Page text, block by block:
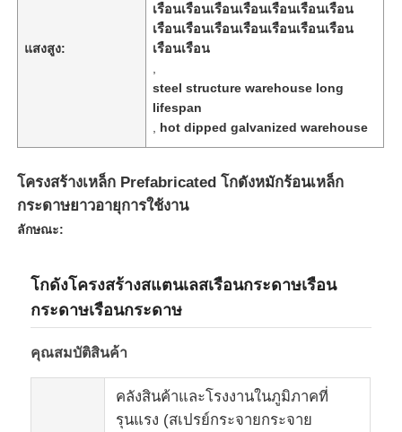
แสงสูง:
เรือนเรือนเรือนเรือนเรือนเรือนเรือน
เรือนเรือนเรือนเรือนเรือนเรือนเรือน
เรือนเรือน
steel structure warehouse long
lifespan
hot dipped galvanized warehouse
โครงสร้างเหล็ก Prefabricated โกดังหมักร้อนเหล็ก
กระดาษยาวอายุการใช้งาน
ลักษณะ:
โกดังโครงสร้างสแตนเลสเรือนกระดาษเรือน
กระดาษเรือนกระดาษ
คุณสมบัติสินค้า
คลังสินค้าและโรงงานในภูมิภาคที่
รุนแรง (สเปรย์กระจายกระจาย